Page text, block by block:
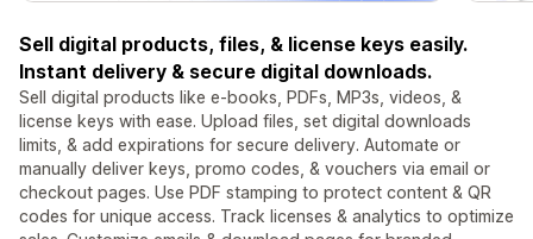
Sell digital products, files, & license keys easily.
Instant delivery & secure digital downloads.
Sell digital products like e-books, PDFs, MP3s, videos, &
license keys with ease. Upload files, set digital downloads
limits, & add expirations for secure delivery. Automate or
manually deliver keys, promo codes, & vouchers via email or
checkout pages. Use PDF stamping to protect content & QR
codes for unique access. Track licenses & analytics to optimize